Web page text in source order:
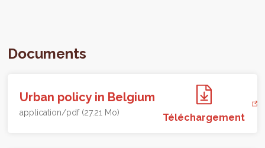
Documents
Urban policy in Belgium
application/pdf (27.21 Mo) Téléchargement